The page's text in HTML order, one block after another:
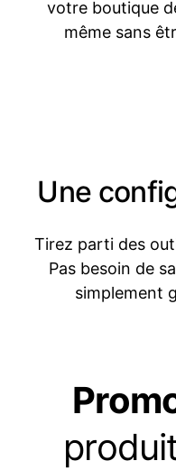
votre boutique
même sans
Une
Tirez parti des
Pas besoin de
simplement